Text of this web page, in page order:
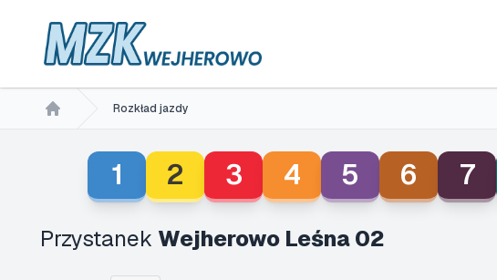
Rozkład jazdy
1 2 3 4 5 6 7
Przystanek Wejherowo Leśna 02